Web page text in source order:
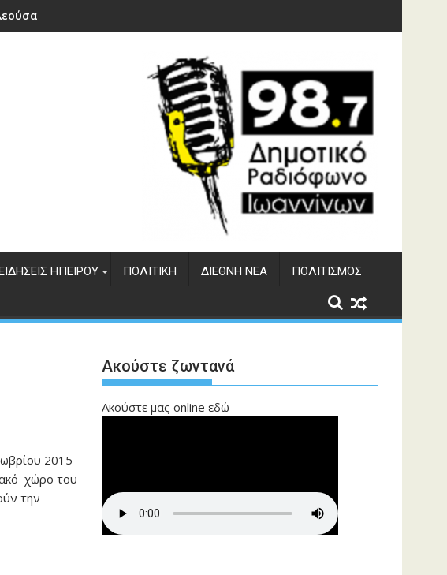
ΗΠΕΊΡΟΥ ΠΟΛΙΤΙΚΉ ΔΙΕΘΝΉ ΝΈΑ ΠΟΛΙΤΙΣΜΌΣ
2015
χώρο του
την
Ακούστε ζωντανά
Ακούστε μας online εδώ